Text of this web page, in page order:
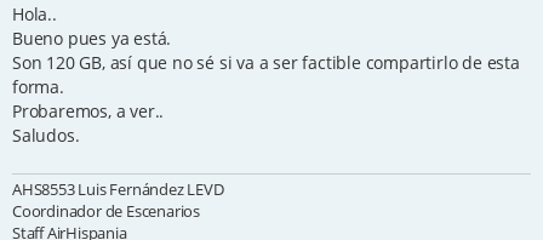
s
Hola..
Bueno pues ya está.
Son 120 GB, así que no sé si va a ser factible compartirlo de esta
forma.
Probaremos, a ver..
Saludos.
AHS8553 Luis Fernández LEVD
Coordinador de Escenarios
Staff AirHispania